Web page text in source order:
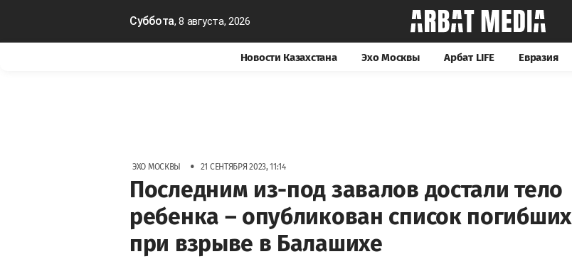
Суббота, 8 августа, 2026
Новости Казахстана Эхо Москвы Арбат LIFE Евразия
ЭХО МОСКВЫ • 21 СЕНТЯБРЯ 2023, 11:14
Последним из-под завалов достали тело
ребенка – опубликован список погибших
при взрыве в Балашихе